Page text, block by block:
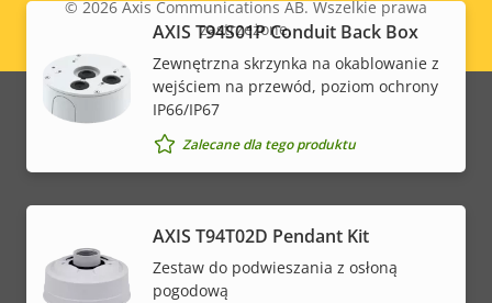
AXIS T94S01P Conduit Back Box
Zewnętrzna skrzynka na okablowanie z
wejściem na przewód, poziom ochrony
IP66/IP67
Zalecane dla tego produktu
AXIS T94T02D Pendant Kit
Zestaw do podwieszania z osłoną
pogodową
Legal
menu
© 2026Axis Communications AB. Wszelkie prawa
zastrzeżone.